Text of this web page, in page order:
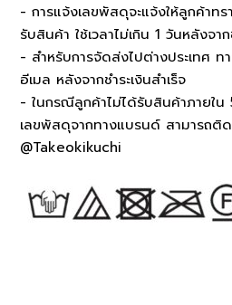
- การแจ้งเลขพัสดุจะแจ้งให้ลูกค้าท
รับสินค้า ใช้เวลาไม่เกิน 1 วันหลังจาก
- สำหรับการจัดส่งไปต่างประเทศ
อีเมล หลังจากชำระเงินสำเร็จ
- ในกรณีลูกค้าไม่ได้รับสินค้าภายใ
เลขพัสดุจากทางแบรนด์ สามารถติ
@Takeokikuchi